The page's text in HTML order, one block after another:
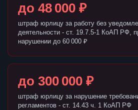
до 48 000 ₽
штраф юрлицу за работу без
деятельности - ст. 19.7.5-1 КоАП РФ,
нарушении до 60 000 ₽
до 300 000 ₽
штраф юрлицу за нарушение
регламентов - ст. 14.43 ч. 1 КоАП РФ